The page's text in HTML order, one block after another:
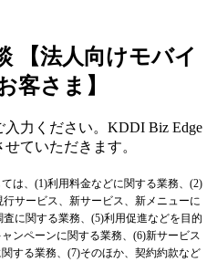
【法人向けモバイ
客さま】
力ください。KDDI Biz Edge
ていただきます。
は、(1)利用料金などに関する業務、(2)
サービス、新サービス、新メニューに
に関する業務、(5)利用促進などを目的
ンペーンに関する業務、(6)新サービス
する業務、(7)そのほか、契約約款など